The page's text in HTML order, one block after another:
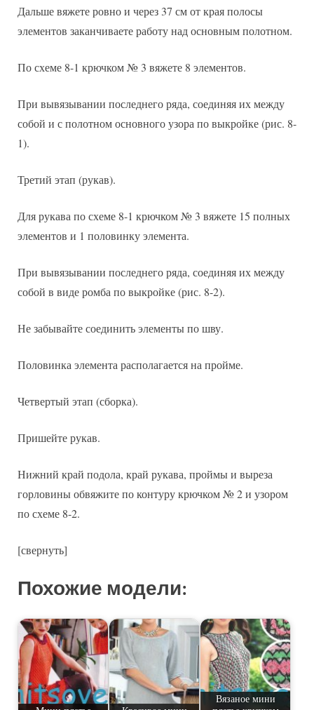
Дальше вяжете ровно и через 37 см от края полосы
элементов заканчиваете работу над основным полотном.
По схеме 8-1 крючком № 3 вяжете 8 элементов.
При вывязывании последнего ряда, соединяя их между
собой и с полотном основного узора по выкройке (рис. 8-
1).
Третий этап (рукав).
Для рукава по схеме 8-1 крючком № 3 вяжете 15 полных
элементов и 1 половинку элемента.
При вывязывании последнего ряда, соединяя их между
собой в виде ромба по выкройке (рис. 8-2).
Не забывайте соединить элементы по шву.
Половинка элемента располагается на пройме.
Четвертый этап (сборка).
Пришейте рукав.
Нижний край подола, край рукава, проймы и выреза
горловины обвяжите по контуру крючком № 2 и узором
по схеме 8-2.
[свернуть]
Похожие модели:
Вязаное мини